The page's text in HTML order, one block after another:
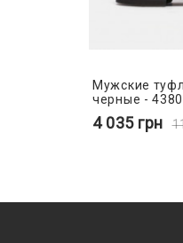
Мужские
черные -
4 035 грн